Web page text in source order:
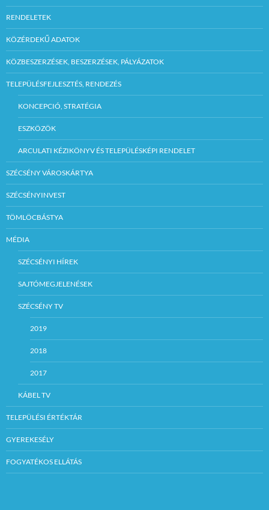
RENDELETEK
KÖZÉRDEKŰ ADATOK
KÖZBESZERZÉSEK, BESZERZÉSEK, PÁLYÁZATOK
TELEPÜLÉSFEJLESZTÉS, RENDEZÉS
KONCEPCIÓ, STRATÉGIA
ESZKÖZÖK
ARCULATI KÉZIKÖNYV ÉS TELEPÜLÉSKÉPI RENDELET
SZÉCSÉNY VÁROSKÁRTYA
SZÉCSÉNYINVEST
TÖMLÖCBÁSTYA
MÉDIA
SZÉCSÉNYI HÍREK
SAJTÓMEGJELENÉSEK
SZÉCSÉNY TV
2019
2018
2017
KÁBEL TV
TELEPÜLÉSI ÉRTÉKTÁR
GYEREKESÉLY
FOGYATÉKOS ELLÁTÁS